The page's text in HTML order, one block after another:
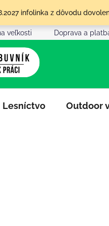
infolinka z dôvodu
veľkosti Doprava a
Lesníctvo Outdoor